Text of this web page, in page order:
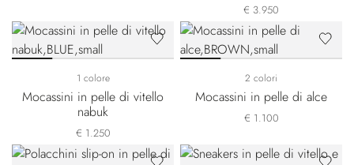
€ 3.950
1 colore
Mocassini in pelle di vitello
nabuk
€ 1.250
2 colori
Mocassini in pelle di alce
€ 1.100